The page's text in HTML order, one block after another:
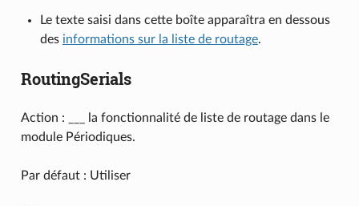
Le texte saisi dans cette boîte apparaîtra en dessous
des informations sur la liste de routage.
RoutingSerials
Action : ___ la fonctionnalité de liste de routage dans le
module Périodiques.
Par défaut : Utiliser